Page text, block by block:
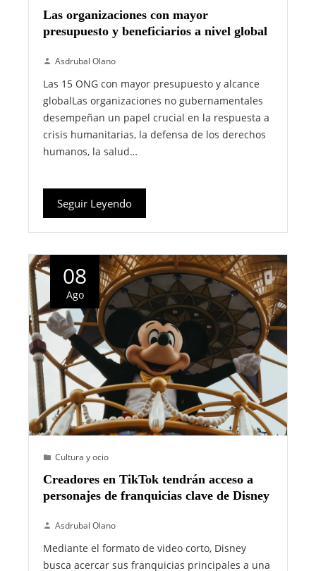
Las organizaciones con mayor
presupuesto y beneficiarios a nivel global
Asdrubal Olano
Las 15 ONG con mayor presupuesto y alcance
globalLas organizaciones no gubernamentales
desempeñan un papel crucial en la respuesta a
crisis humanitarias, la defensa de los derechos
humanos, la salud…
Seguir Leyendo
08
Ago
Cultura y ocio
Creadores en TikTok tendrán acceso a
personajes de franquicias clave de Disney
Asdrubal Olano
Mediante el formato de video corto, Disney
busca acercar sus franquicias principales a una